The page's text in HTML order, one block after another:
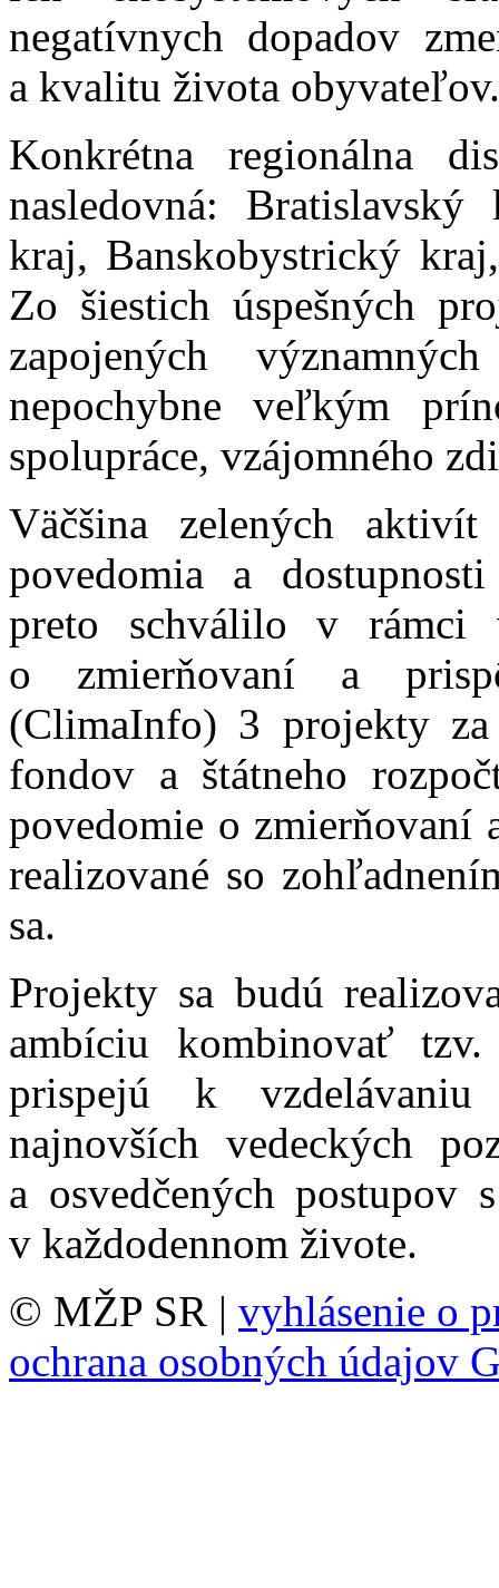
negatívnych dopadov
a kvalitu života obyvateľov.
Konkrétna regionálna
nasledovná:
kraj, Banskobystrický
Zo šiestich úspešných
zapojených
nepochybne veľkým
spolupráce, vzájomného
Väčšina zelených
povedomia a
preto schválilo v rámci
o zmierňovaní a
(ClimaInfo) 3 projekty
fondov a štátneho
povedomie o zmierňovaní
realizované so
sa.
Projekty sa budú
ambíciu kombinovať
prispejú k vzdelávaniu
najnovších vedeckých
a osvedčených
v každodennom živote.
© MŽP SR | vyhlásenie o
ochrana osobných údajov